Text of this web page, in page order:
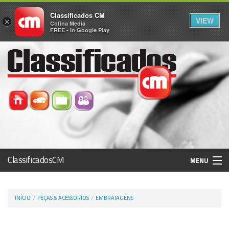
ClassificadosCM MENU
Histórico
INÍCIO PEÇAS & ACESSÓRIOS EMBRAIAGENS
×
Classificados CM
Cofina Media
FREE - In Google Play
VIEW